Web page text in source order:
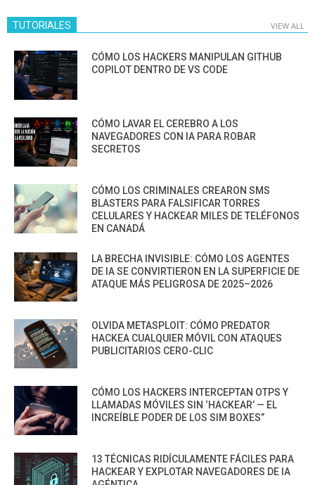
TUTORIALES VIEW ALL
CÓMO LOS HACKERS MANIPULAN GITHUB
COPILOT DENTRO DE VS CODE
CÓMO LAVAR EL CEREBRO A LOS
NAVEGADORES CON IA PARA ROBAR
SECRETOS
CÓMO LOS CRIMINALES CREARON SMS
BLASTERS PARA FALSIFICAR TORRES
CELULARES Y HACKEAR MILES DE TELÉFONOS
EN CANADÁ
LA BRECHA INVISIBLE: CÓMO LOS AGENTES
DE IA SE CONVIRTIERON EN LA SUPERFICIE DE
ATAQUE MÁS PELIGROSA DE 2025–2026
OLVIDA METASPLOIT: CÓMO PREDATOR
HACKEA CUALQUIER MÓVIL CON ATAQUES
PUBLICITARIOS CERO-CLIC
CÓMO LOS HACKERS INTERCEPTAN OTPS Y
LLAMADAS MÓVILES SIN ‘HACKEAR’ — EL
INCREÍBLE PODER DE LOS SIM BOXES”
13 TÉCNICAS RIDÍCULAMENTE FÁCILES PARA
HACKEAR Y EXPLOTAR NAVEGADORES DE IA